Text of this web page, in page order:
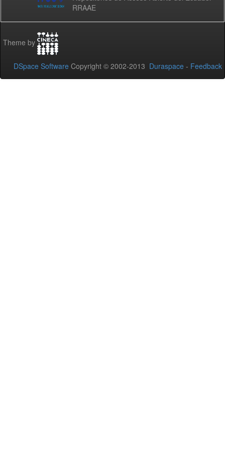
RRAAE
Theme by
DSpace Software Copyright © 2002-2013 Duraspace - Feedback